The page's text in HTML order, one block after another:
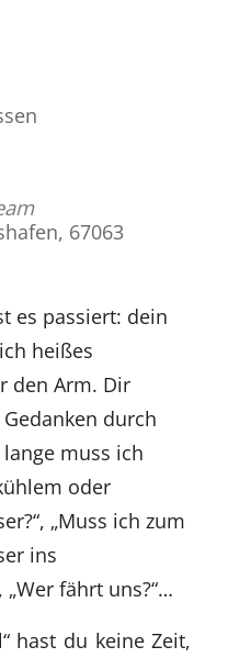
67063
es passiert: dein
heißes
den Arm. Dir
durch
muss ich
oder
„Muss ich zum
ins
„Wer fährt uns?“…
hast du keine Zeit,